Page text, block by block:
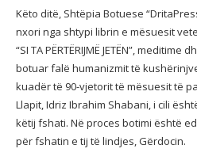
Këto ditë, Shtëpia Botuese
nxori nga shtypi librin e mësuesit
“SI TA PËRTËRIJMË JETËN”,
botuar falë humanizmit të
kuadër të 90-vjetorit të mësuesit të
Llapit, Idriz Ibrahim Shabani, i cili
këtij fshati. Në proces botimi është
për fshatin e tij të lindjes, Gërdocin.